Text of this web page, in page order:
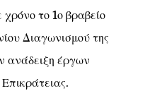
χρόνο το 1ο βραβείο
Διαγωνισμού της
ανάδειξη έργων